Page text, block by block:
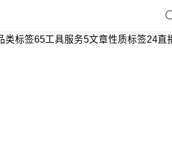
类标签65工具服务5文章性质标签24直